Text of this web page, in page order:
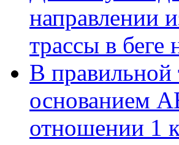
направлении
трассы в беге
В правильной
основанием
отношении 1